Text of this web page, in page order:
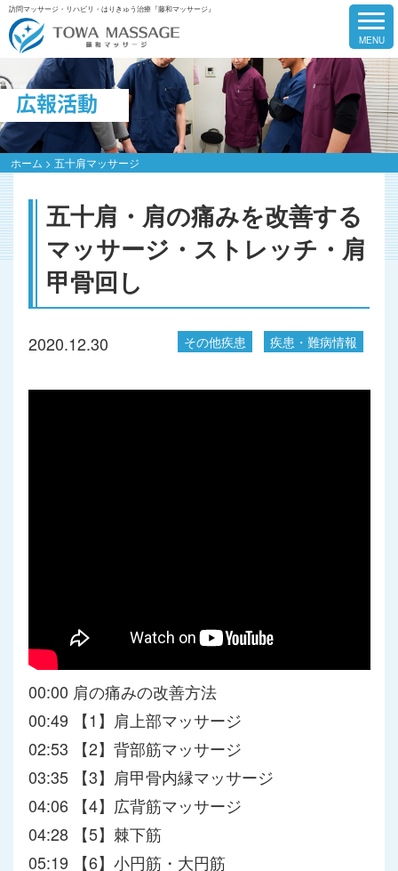
訪問マッサージ・リハビリ・はりきゅう治療『藤和マッサージ』
広報活動
ホーム > 五十肩マッサージ
五十肩・肩の痛みを改善する
マッサージ・ストレッチ・肩
甲骨回し
2020.12.30 その他疾患 疾患・難病情報
00:00 肩の痛みの改善方法
00:49 【1】肩上部マッサージ
02:53 【2】背部筋マッサージ
03:35 【3】肩甲骨内縁マッサージ
04:06 【4】広背筋マッサージ
04:28 【5】棘下筋
05:19 【6】小円筋・大円筋